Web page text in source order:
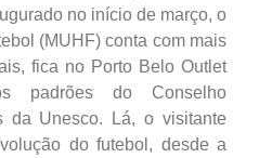
no início de março, o
(MUHF) conta com mais
fica no Porto Belo Outlet
padrões do Conselho
da Unesco. Lá, o visitante
do futebol, desde a